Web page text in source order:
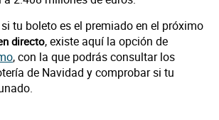
tu boleto es el premiado en el próximo
directo, existe aquí la opción de
, con la que podrás consultar los
de Navidad y comprobar si tu